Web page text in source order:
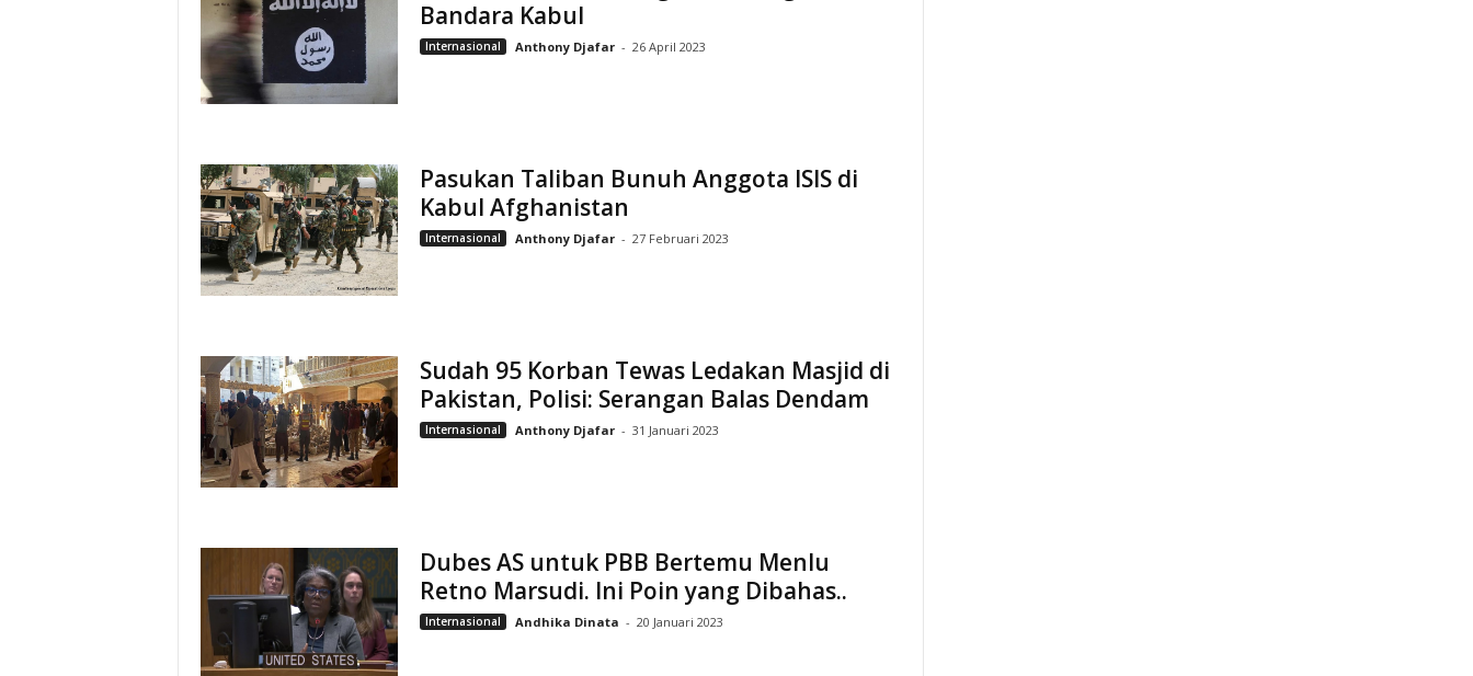
Bandara Kabul
Internasional Anthony Djafar - 26 April 2023
Pasukan Taliban Bunuh Anggota ISIS di
Kabul Afghanistan
Internasional Anthony Djafar - 27 Februari 2023
Sudah 95 Korban Tewas Ledakan Masjid di
Pakistan, Polisi: Serangan Balas Dendam
Internasional Anthony Djafar - 31 Januari 2023
Dubes AS untuk PBB Bertemu Menlu
Retno Marsudi. Ini Poin yang Dibahas..
Internasional Andhika Dinata - 20 Januari 2023